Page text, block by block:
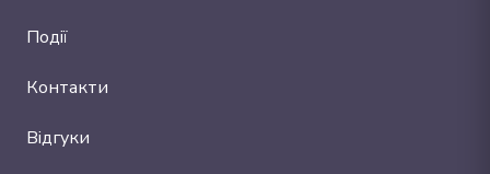
Події
Контакти
Відгуки